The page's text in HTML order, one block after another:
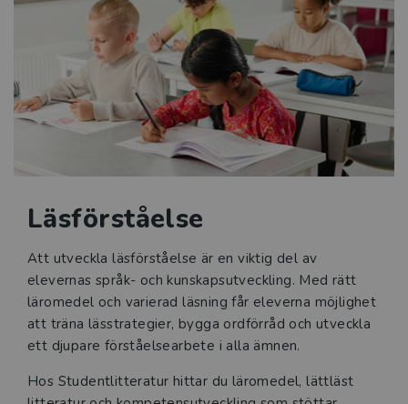
Artiklar och intervjuer
Evenemang
Kataloger 2026
Beställ provexemplar
Statsbidrag för inköp av läroböcker och
lärarhandledningar 2026
Reformer
Press
Läsförståelse
Att utveckla läsförståelse är en viktig del av
elevernas språk- och kunskapsutveckling. Med rätt
läromedel och varierad läsning får eleverna möjlighet
att träna lässtrategier, bygga ordförråd och utveckla
ett djupare förståelsearbete i alla ämnen.
Hos Studentlitteratur hittar du läromedel, lättläst